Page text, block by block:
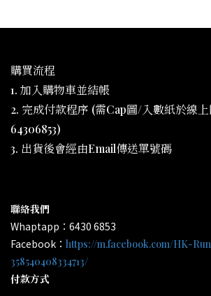
購買流程
1. 加入購物車並結帳
2. 完成付款程序 (需Cap圖/入數紙於線
64306853)
3. 出貨後會經由Email傳送單號碼
聯絡我們
Whaptapp：6430 6853
Facebook： https://m.facebook.com/HK-
358540408334713/
付款方式